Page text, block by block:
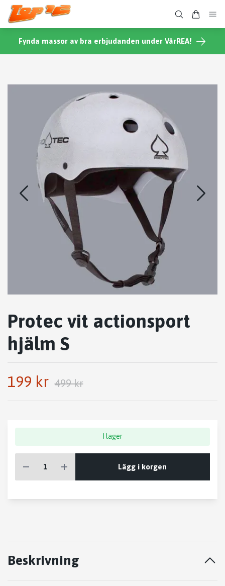
Fynda massor av bra erbjudanden under VårREA!
Protec vit actionsport
hjälm S
199 kr 499 kr
I lager
Lägg i korgen
Beskrivning